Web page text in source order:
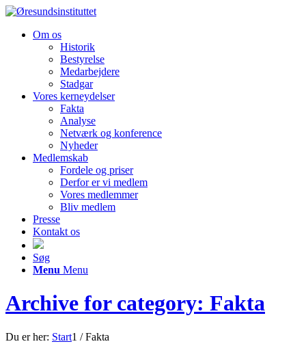
Om os
Historik
Bestyrelse
Medarbejdere
Stadgar
Vores kerneydelser
Fakta
Analyse
Netværk og konference
Nyheder
Medlemskab
Fordele og priser
Derfor er vi medlem
Vores medlemmer
Bliv medlem
Presse
Kontakt os
Søg
Menu Menu
Archive for category: Fakta
Du er her: Start1 / Fakta